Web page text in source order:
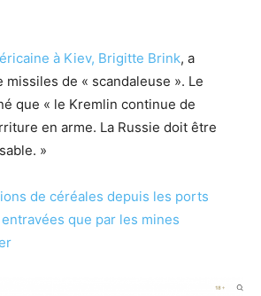
à Kiev, Brigitte Brink, a
missiles de « scandaleuse ». Le
que « le Kremlin continue de
en arme. La Russie doit être
»
de céréales depuis les ports
que par les mines